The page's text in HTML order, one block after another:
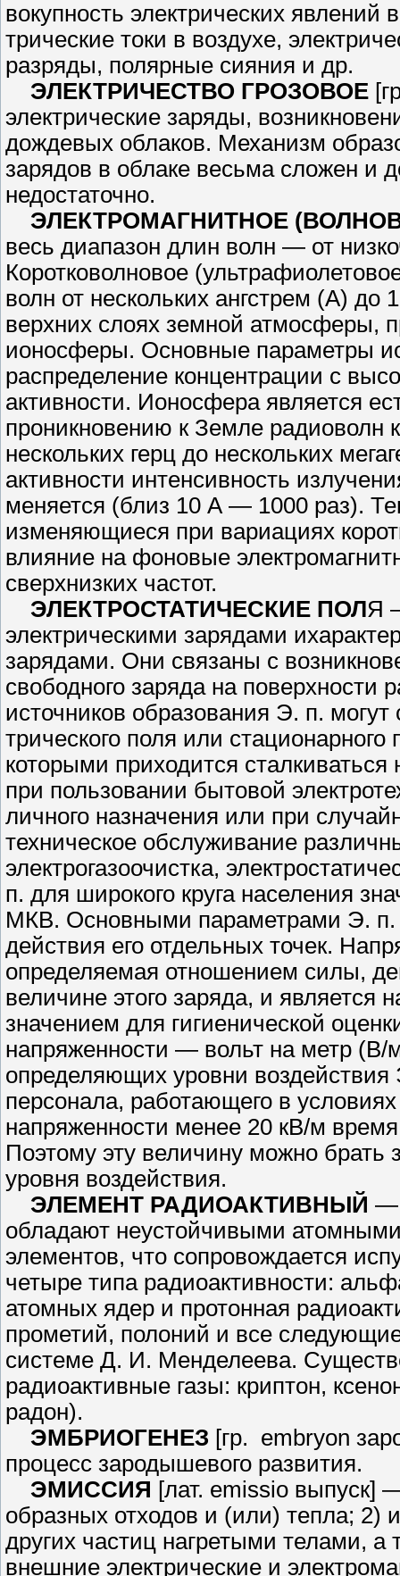
вокупность электрических
трические токи в воздухе,
разряды, полярные сияния и др.
ЭЛЕКТРИЧЕСТВО ГРОЗОВОЕ
электрические заряды,
дождевых облаков. Механизм
зарядов в облаке весьма сложен и
недостаточно.
ЭЛЕКТРОМАГНИТНОЕ
весь диапазон длин волн — от
Коротковолновое
волн от нескольких ан­гстрем (А) до
верхних слоях земной атмосферы,
ионосферы. Основ­ные параметры
распределение кон­центрации с
активности. Ионосфера является
проникнове­нию к Земле радиоволн
несколь­ких герц до нескольких
активнос­ти интенсивность
меняется (близ 10 А — 1000 раз).
изме­няющиеся при вариациях
влияние на фоновые
сверхнизких частот.
ЭЛЕКТРОСТАТИЧЕСКИЕ ПОЛЯ
электрическими зарядами
зарядами. Они связаны с
свободного заряда на поверхности
источников образования Э. п.
трического поля или
которыми приходится
при пользовании бытовой
личного назначения или при
техническое обслуживание
электрогазоочистка,
п. для широкого круга населения
МКВ. Основными парамет­рами Э. п.
действия его отдельных то­чек.
определяемая отношением си­лы,
величине этого заряда, и
значением для гигиеничес­кой
напряженности — вольт на метр
определяющих уровни воз­действия
персонала, работающего в
напряженности ме­нее 20 кВ/м
Поэтому эту величину можно брать
уровня воздей­ствия.
ЭЛЕМЕНТ РАДИОАКТИВ­НЫЙ —
обладают неустойчивы­ми
элементов, что сопровождается
четыре типа радио­активности:
атомных ядер и про­тонная
прометий, полоний и все
системе Д. И. Менделеева.
радиоактивные газы: крип­тон,
радон).
ЭМБРИОГЕНЕЗ [гр. embryon
процесс зародышевого развития.
ЭМИССИЯ [лат. emissio выпуск]
образных отходов и (или) тепла; 2)
других частиц нагретыми телами, а
внешние электрические и